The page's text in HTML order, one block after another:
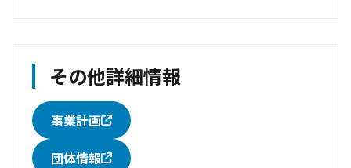
その他詳細情報
事業計画
団体情報